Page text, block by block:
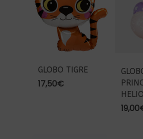
GLOBO TIGRE
17,50€
19,00